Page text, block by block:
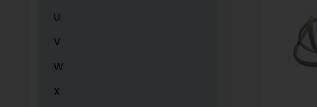
U
V
W
X